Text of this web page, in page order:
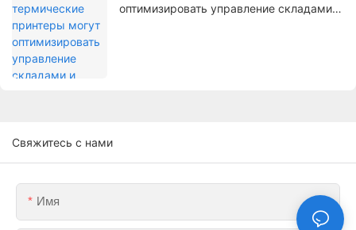
оптимизировать управление складами и
Свяжитесь с нами
Имя